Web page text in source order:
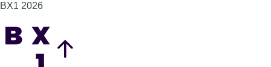
BX1 2026